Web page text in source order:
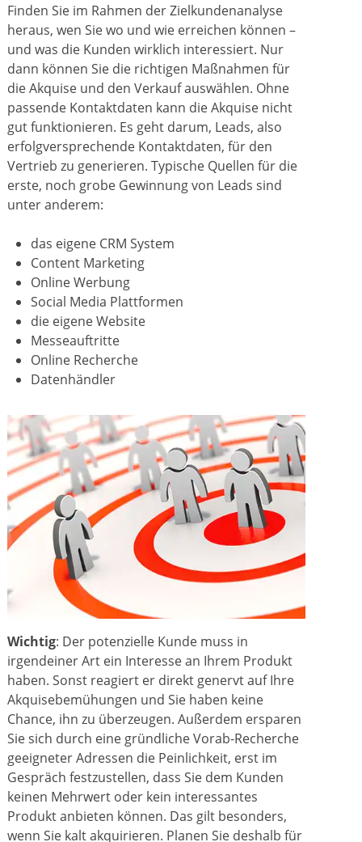
Finden Sie im Rahmen der Zielkundenanalyse
heraus, wen Sie wo und wie erreichen können –
und was die Kunden wirklich interessiert. Nur
dann können Sie die richtigen Maßnahmen für
die Akquise und den Verkauf auswählen. Ohne
passende Kontaktdaten kann die Akquise nicht
gut funktionieren. Es geht darum, Leads, also
erfolgversprechende Kontaktdaten, für den
Vertrieb zu generieren. Typische Quellen für die
erste, noch grobe Gewinnung von Leads sind
unter anderem:
das eigene CRM System
Content Marketing
Online Werbung
Social Media Plattformen
die eigene Website
Messeauftritte
Online Recherche
Datenhändler
Wichtig: Der potenzielle Kunde muss in
irgendeiner Art ein Interesse an Ihrem Produkt
haben. Sonst reagiert er direkt genervt auf Ihre
Akquisebemühungen und Sie haben keine
Chance, ihn zu überzeugen. Außerdem ersparen
Sie sich durch eine gründliche Vorab-Recherche
geeigneter Adressen die Peinlichkeit, erst im
Gespräch festzustellen, dass Sie dem Kunden
keinen Mehrwert oder kein interessantes
Produkt anbieten können. Das gilt besonders,
wenn Sie kalt akquirieren. Planen Sie deshalb für